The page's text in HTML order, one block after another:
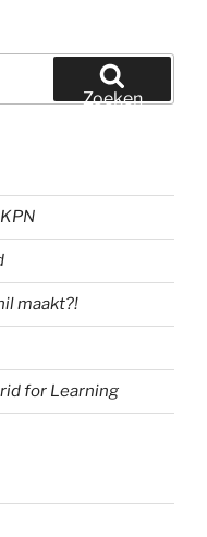
Zoeken
maakt?!
for Learning